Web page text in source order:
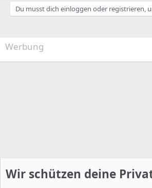
Du musst dich einloggen oder registrieren,
Werbung
Wir schützen deine